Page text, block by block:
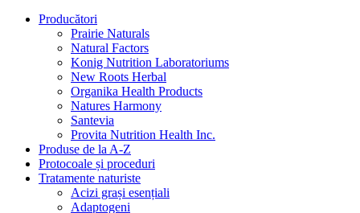
Producători
Prairie Naturals
Natural Factors
Konig Nutrition Laboratoriums
New Roots Herbal
Organika Health Products
Natures Harmony
Santevia
Provita Nutrition Health Inc.
Produse de la A-Z
Protocoale și proceduri
Tratamente naturiste
Acizi grași esențiali
Adaptogeni